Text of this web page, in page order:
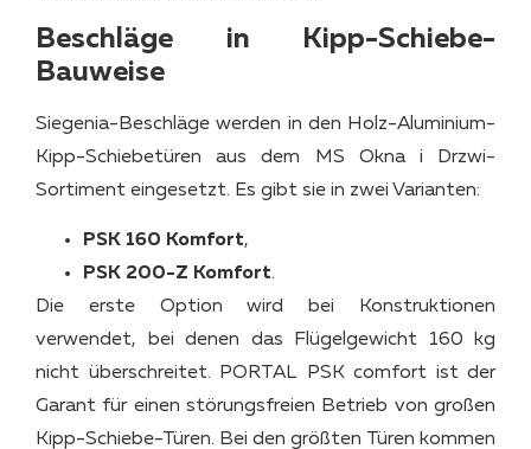
Beschläge in Kipp-Schiebe-
Bauweise
Siegenia-Beschläge werden in den Holz-Aluminium-
Kipp-Schiebetüren aus dem MS Okna i Drzwi-
Sortiment eingesetzt. Es gibt sie in zwei Varianten:
PSK 160 Komfort,
PSK 200-Z Komfort.
Die erste Option wird bei Konstruktionen
verwendet, bei denen das Flügelgewicht 160 kg
nicht überschreitet. PORTAL PSK comfort ist der
Garant für einen störungsfreien Betrieb von großen
Kipp-Schiebe-Türen. Bei den größten Türen kommen